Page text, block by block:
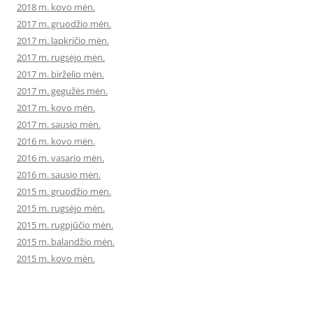
2018 m. kovo mėn.
2017 m. gruodžio mėn.
2017 m. lapkričio mėn.
2017 m. rugsėjo mėn.
2017 m. birželio mėn.
2017 m. gegužės mėn.
2017 m. kovo mėn.
2017 m. sausio mėn.
2016 m. kovo mėn.
2016 m. vasario mėn.
2016 m. sausio mėn.
2015 m. gruodžio mėn.
2015 m. rugsėjo mėn.
2015 m. rugpjūčio mėn.
2015 m. balandžio mėn.
2015 m. kovo mėn.